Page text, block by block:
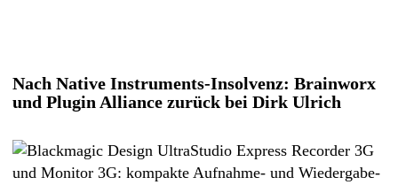
Nach Native Instruments-Insolvenz: Brainworx
und Plugin Alliance zurück bei Dirk Ulrich